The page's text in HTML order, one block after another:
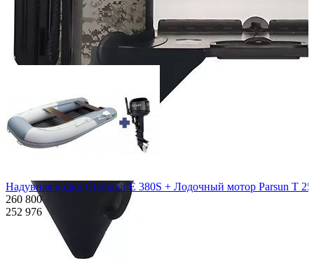
Похожие товары:
Надувная лодка Gladiator E 380S + Лодочный мотор Parsun T
260 800
252 976
Характеристики
Дополнения к товару